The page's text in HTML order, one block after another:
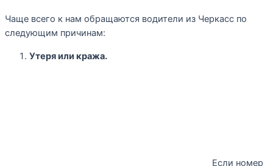
Чаще всего к нам обращаются водители из Черкасс по
следующим причинам:
Утеря или кража.
Если номер